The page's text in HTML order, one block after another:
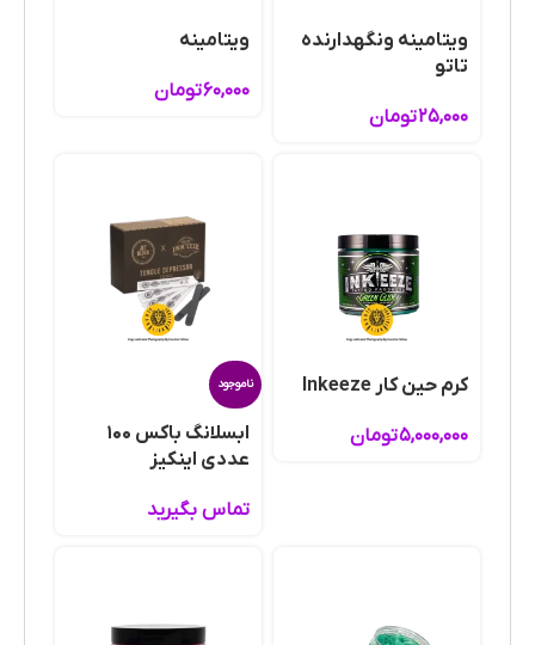
ویتامینه و‌نگهدارنده
تاتو
۲۵,۰۰۰تومان
ویتامینه
۶۰,۰۰۰تومان
کرم حین کار Inkeeze
۵,۰۰۰,۰۰۰تومان
ناموجود
ابسلانگ باکس ۱۰۰
عددی اینکیز
تماس بگیرید